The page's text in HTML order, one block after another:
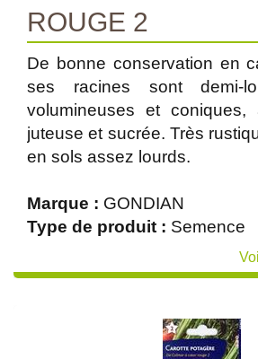
ROUGE 2
De bonne conservation en
ses racines sont demi-
volumineuses et
juteuse et sucrée. Très
en sols assez lourds.
Marque : GONDIAN
Type de produit : Semence